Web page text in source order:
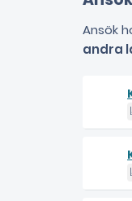
Ansök
andra